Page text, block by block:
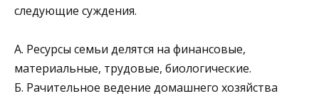
следующие су­ждения.
А. Ресурсы семьи делятся на финансовые,
материальные, трудовые, биологические.
Б. Рачительное ведение домашнего хозяйства